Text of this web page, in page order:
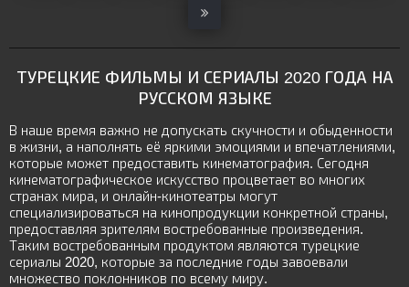
ТУРЕЦКИЕ ФИЛЬМЫ И СЕРИАЛЫ 2020 ГОДА НА
РУССКОМ ЯЗЫКЕ
В наше время важно не допускать скучности и обыденности
в жизни, а наполнять её яркими эмоциями и впечатлениями,
которые может предоставить кинематография. Сегодня
кинематографическое искусство процветает во многих
странах мира, и онлайн-кинотеатры могут
специализироваться на кинопродукции конкретной страны,
предоставляя зрителям востребованные произведения.
Таким востребованным продуктом являются турецкие
сериалы 2020, которые за последние годы завоевали
множество поклонников по всему миру.